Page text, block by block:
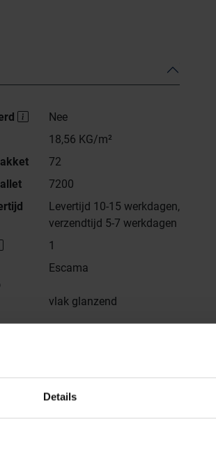
Details
Nee
18,56 KG/m²
72
7200
Levertijd 10-15 werkdagen,
verzendtijd 5-7 werkdagen
1
Escama
vlak glanzend